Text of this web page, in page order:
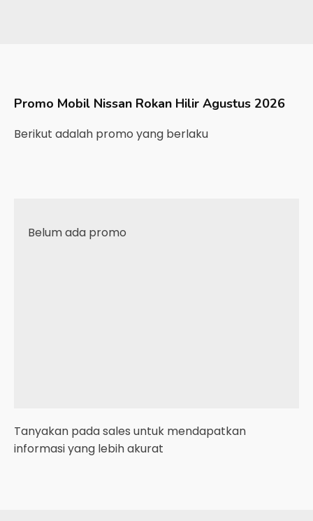
Promo Mobil Nissan Rokan Hilir Agustus 2026
Berikut adalah promo yang berlaku
Belum ada promo
Tanyakan pada sales untuk mendapatkan
informasi yang lebih akurat